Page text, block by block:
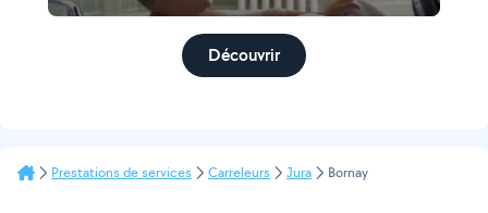
Découvrir
Prestations de services Carreleurs Jura Bornay